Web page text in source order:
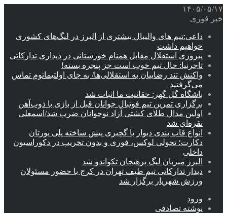
۱۴۰۵/۰۵/۱۷
خبر فوری
داعی:تیم های والیبال بیشتری از البرز در لیگ‌های کشوری
خواهیم داشت
پیروزی استقلال مقابل همنام خوزستانی در دیداری تدارکاتی
تاجرنیا: حال تیم خوب است جز پنجره بسته!
واکنش تند رضاییان به استقلالی‌ها/ به جای اولتیماتوم تماس
می‌گرفتید
باشگاه گل گهر: حقانیت ما اثبات شد
برگزاری تمرین تیم فوتبال جوانان قبل از بازی با ذوب‌آهن
اولین مدال طلای کشتی آزاد نوجوانان ضرب شد/اسمعلی
نقره‌ای شد
انواع قاب بندی دیوار با گچبری پیش ساخته پلی یورتان
دکارت؛ تحولی لوکس، فوری و بدون تخریب در دکوراسیون
داخلی
البرز میزبان لیگ پرهیجان تکواندو شد
دیدار تدارکاتی تیم طیف تهران در کرج با حضور مسئولان
ورزش شهریار برگزار شد
ورود
نوشته تصادفی